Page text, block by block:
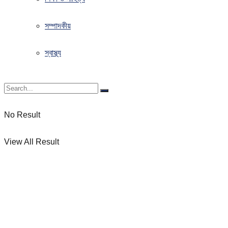
সম্পাদকীয়
স্বাস্থ্য
No Result
View All Result